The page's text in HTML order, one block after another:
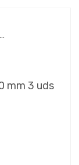
mm 3 uds